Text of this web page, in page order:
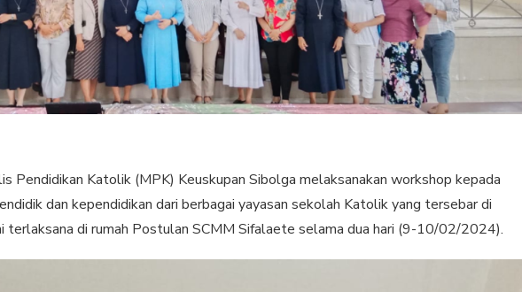
Pendidikan Katolik (MPK) Keuskupan Sibolga melaksanakan workshop kepada
dan kependidikan dari berbagai yayasan sekolah Katolik yang tersebar di
terlaksana di rumah Postulan SCMM Sifalaete selama dua hari (9-10/02/2024).